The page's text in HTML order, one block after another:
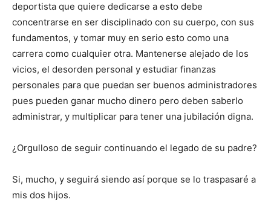
deportista que quiere dedicarse a esto debe
concentrarse en ser disciplinado con su cuerpo, con sus
fundamentos, y tomar muy en serio esto como una
carrera como cualquier otra. Mantenerse alejado de los
vicios, el desorden personal y estudiar finanzas
personales para que puedan ser buenos administradores
pues pueden ganar mucho dinero pero deben saberlo
administrar, y multiplicar para tener una jubilación digna.
¿Orgulloso de seguir continuando el legado de su padre?
Si, mucho, y seguirá siendo así porque se lo traspasaré a
mis dos hijos.